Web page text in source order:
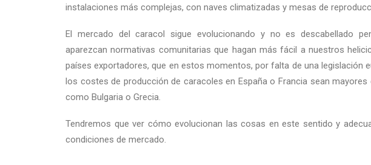
instalaciones más complejas, con naves climatizadas y mesas de
El mercado del caracol sigue evolucionando y no es descabellado
aparezcan normativas comunitarias que hagan más fácil a nuestros
países exportadores, que en estos momentos, por falta de una legislación
los costes de producción de caracoles en España o Francia sean
como Bulgaria o Grecia.
Tendremos que ver cómo evolucionan las cosas en este sentido y
condiciones de mercado.